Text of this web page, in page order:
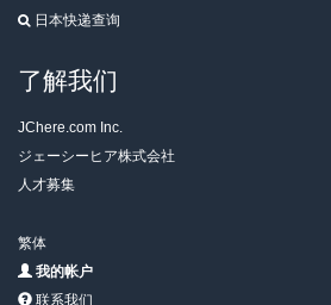
日本快递查询
了解我们
JChere.com Inc.
ジェーシーヒア株式会社
人才募集
繁体
我的帐户
联系我们